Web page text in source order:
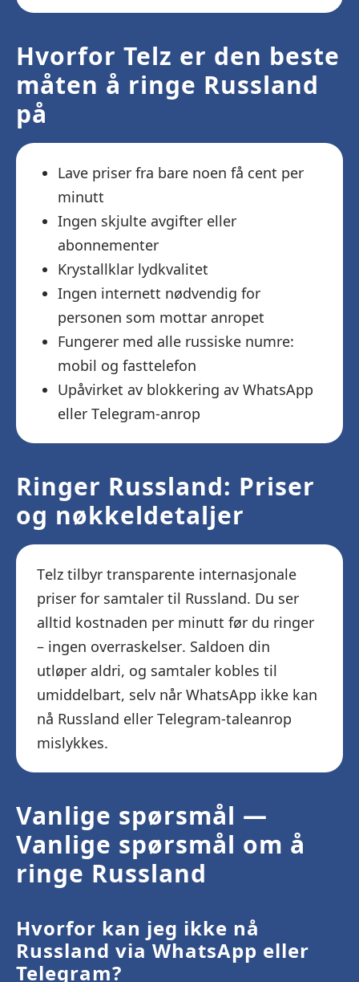
Hvorfor Telz er den beste
måten å ringe Russland
på
Lave priser fra bare noen få cent per
minutt
Ingen skjulte avgifter eller
abonnementer
Krystallklar lydkvalitet
Ingen internett nødvendig for
personen som mottar anropet
Fungerer med alle russiske numre:
mobil og fasttelefon
Upåvirket av blokkering av WhatsApp
eller Telegram-anrop
Ringer Russland: Priser
og nøkkeldetaljer
Telz tilbyr transparente internasjonale
priser for samtaler til Russland. Du ser
alltid kostnaden per minutt før du ringer
– ingen overraskelser. Saldoen din
utløper aldri, og samtaler kobles til
umiddelbart, selv når WhatsApp ikke kan
nå Russland eller Telegram-taleanrop
mislykkes.
Vanlige spørsmål —
Vanlige spørsmål om å
ringe Russland
Hvorfor kan jeg ikke nå
Russland via WhatsApp eller
Telegram?